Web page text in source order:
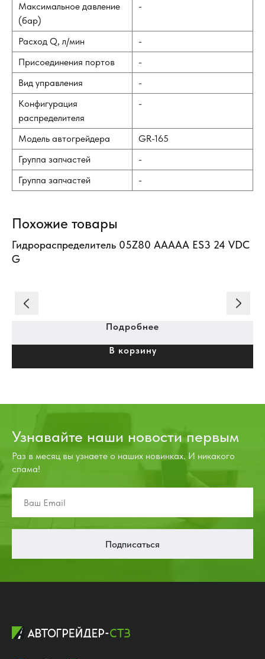
Максимальное давление
(бар)
-
Расход Q, л/мин
-
Присоединения портов
-
Вид управления
-
Конфигурация
распределителя
-
Модель автогрейдера
GR-165
Группа запчастей
-
Группа запчастей
-
Похожие товары
Гидрораспределитель 05Z80 AАААА ES3 24 VDC
G
Подробнее
В корзину
Узнавайте наши новости первым
Раз в месяц вы узнаете о наших новинках. И никакого
спама!
Подписаться